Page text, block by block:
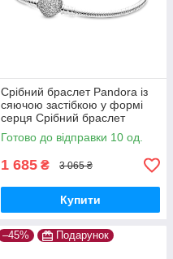
Срібний браслет Pandora із
сяючою застібкою у формі
серця Срібний браслет
Пандора Сяюче серце
590727CZ 16
Готово до відправки 10 од.
1 685 ₴ 3 065 ₴
Купити
–45% Подарунок